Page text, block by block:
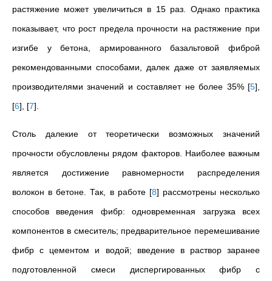
растяжение может увеличиться в 15 раз. Однако практика
показывает, что рост предела прочности на растяжение при
изгибе у бетона, армированного базальтовой фиброй
рекомендованными способами, далек даже от заявляемых
производителями значений и составляет не более 35% [5]
[6] [7]
Столь далекие от теоретически возможных значений
прочности обусловлены рядом факторов. Наиболее важным
является достижение равномерности распределения
волокон в бетоне. Так, в работе [8] рассмотрены несколько
способов введения фибр: одновременная загрузка всех
компонентов в смеситель; предварительное перемешивание
фибр с цементом и водой; введение в раствор заранее
подготовленной смеси диспергированных фибр с